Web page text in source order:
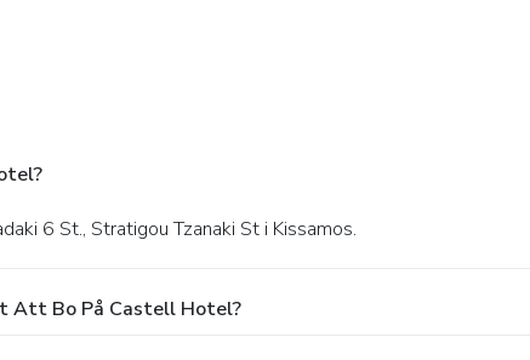
6 St., Stratigou Tzanaki St i Kissamos.
Att Bo På Castell Hotel?